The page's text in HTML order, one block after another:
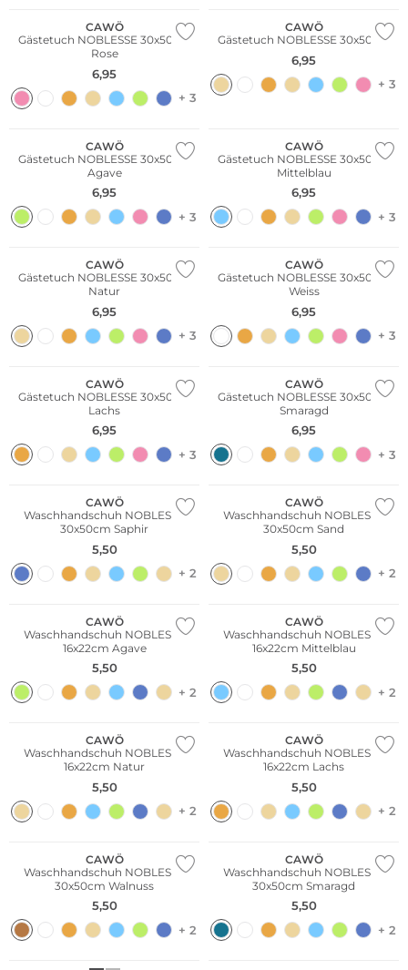
CAWÖ
Gästetuch NOBLESSE 30x50cm
Rose
6,95
+ 3
CAWÖ
Gästetuch NOBLESSE 30x50cm
6,95
+ 3
CAWÖ
Gästetuch NOBLESSE 30x50cm
Agave
6,95
+ 3
CAWÖ
Gästetuch NOBLESSE 30x50cm
Mittelblau
6,95
+ 3
CAWÖ
Gästetuch NOBLESSE 30x50cm
Natur
6,95
+ 3
CAWÖ
Gästetuch NOBLESSE 30x50cm
Weiss
6,95
+ 3
CAWÖ
Gästetuch NOBLESSE 30x50cm
Lachs
6,95
+ 3
CAWÖ
Gästetuch NOBLESSE 30x50cm
Smaragd
6,95
+ 3
CAWÖ
Waschhandschuh NOBLESSE
30x50cm Saphir
5,50
+ 2
CAWÖ
Waschhandschuh NOBLESSE
30x50cm Sand
5,50
+ 2
CAWÖ
Waschhandschuh NOBLESSE
16x22cm Agave
5,50
+ 2
CAWÖ
Waschhandschuh NOBLESSE
16x22cm Mittelblau
5,50
+ 2
CAWÖ
Waschhandschuh NOBLESSE
16x22cm Natur
5,50
+ 2
CAWÖ
Waschhandschuh NOBLESSE
16x22cm Lachs
5,50
+ 2
CAWÖ
Waschhandschuh NOBLESSE
30x50cm Walnuss
5,50
+ 2
CAWÖ
Waschhandschuh NOBLESSE
30x50cm Smaragd
5,50
+ 2